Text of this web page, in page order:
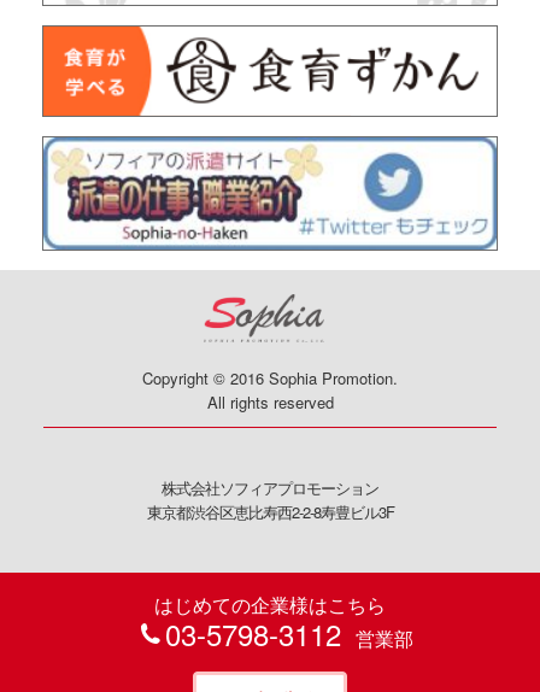
Copyright © 2016 Sophia Promotion.
All rights reserved
株式会社ソフィアプロモーション
東京都渋谷区恵比寿西2-2-8寿豊ビル3F
はじめての企業様はこちら
03-5798-3112 営業部